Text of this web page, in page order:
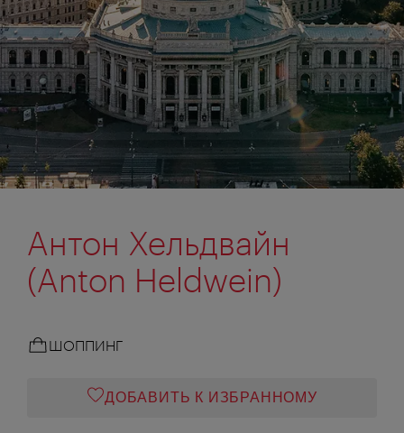
Антон Хельдвайн
(Anton Heldwein)
ШОППИНГ
ДОБАВИТЬ К ИЗБРАННОМУ